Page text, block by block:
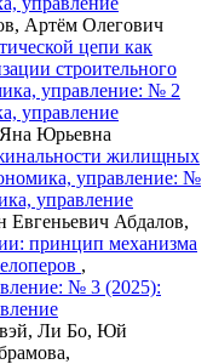
Артём Олегович
цепи как
строительного
управление: № 2
управление
Юрьевна
жилищных
управление: №
управление
Абдалов,
принцип механизма
,
№ 3 (2025):
Ли Бо, Юй